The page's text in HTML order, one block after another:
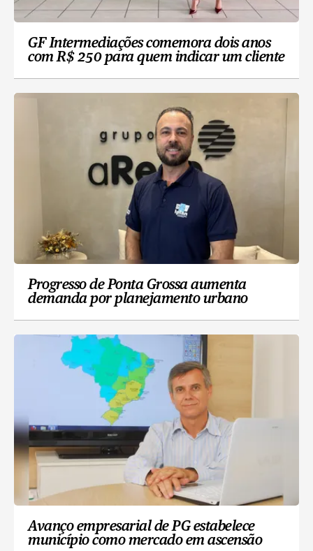
GF Intermediações comemora dois anos
com R$ 250 para quem indicar um cliente
Progresso de Ponta Grossa aumenta
demanda por planejamento urbano
Avanço empresarial de PG estabelece
município como mercado em ascensão